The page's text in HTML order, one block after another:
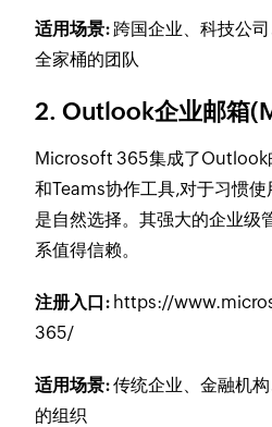
适用场景: 跨国企业、科技公
全家桶的团队
2. Outlook企业邮箱
Microsoft 365集成了Outlook
和Teams协作工具,对于习惯
是自然选择。其强大的企业级
系值得信赖。
注册入口: https://
365/
适用场景:传统企业、金融机
的组织